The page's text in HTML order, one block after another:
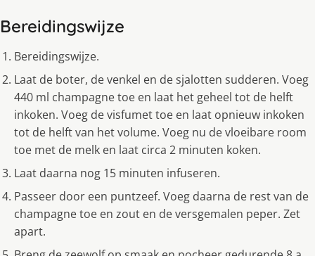
Bereidingswijze
Bereidingswijze.
Laat de boter, de venkel en de sjalotten sudderen. Voeg
440 ml champagne toe en laat het geheel tot de helft
inkoken. Voeg de visfumet toe en laat opnieuw inkoken
tot de helft van het volume. Voeg nu de vloeibare room
toe met de melk en laat circa 2 minuten koken.
Laat daarna nog 15 minuten infuseren.
Passeer door een puntzeef. Voeg daarna de rest van de
champagne toe en zout en de versgemalen peper. Zet
apart.